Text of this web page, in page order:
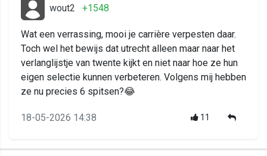
wout2 +1548
Wat een verrassing, mooi je carrière verpesten daar.
Toch wel het bewijs dat utrecht alleen maar naar het
verlanglijstje van twente kijkt en niet naar hoe ze hun
eigen selectie kunnen verbeteren. Volgens mij hebben
ze nu precies 6 spitsen?😂
18-05-2026 14:38 11